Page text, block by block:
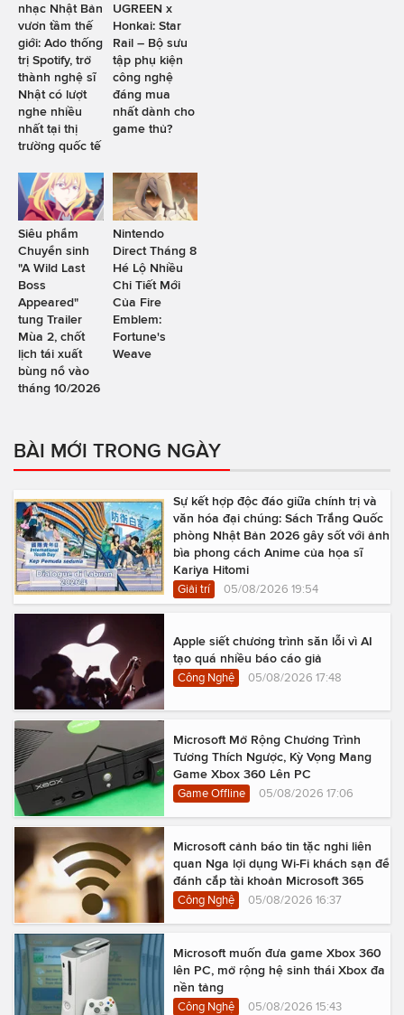
nhạc Nhật Bản
vươn tầm thế
giới: Ado thống
trị Spotify, trở
thành nghệ sĩ
Nhật có lượt
nghe nhiều
nhất tại thị
trường quốc tế
UGREEN x
Honkai: Star
Rail – Bộ sưu
tập phụ kiện
công nghệ
đáng mua
nhất dành cho
game thủ?
Siêu phẩm
Chuyển sinh
"A Wild Last
Boss
Appeared"
tung Trailer
Mùa 2, chốt
lịch tái xuất
bùng nổ vào
tháng 10/2026
Nintendo
Direct Tháng 8
Hé Lộ Nhiều
Chi Tiết Mới
Của Fire
Emblem:
Fortune's
Weave
BÀI MỚI TRONG NGÀY
Sự kết hợp độc đáo giữa chính trị và
văn hóa đại chúng: Sách Trắng Quốc
phòng Nhật Bản 2026 gây sốt với ảnh
bìa phong cách Anime của họa sĩ
Kariya Hitomi
Giải trí 05/08/2026 19:54
Apple siết chương trình săn lỗi vì AI
tạo quá nhiều báo cáo giả
Công Nghệ 05/08/2026 17:48
Microsoft Mở Rộng Chương Trình
Tương Thích Ngược, Kỳ Vọng Mang
Game Xbox 360 Lên PC
Game Offline 05/08/2026 17:06
Microsoft cảnh báo tin tặc nghi liên
quan Nga lợi dụng Wi-Fi khách sạn để
đánh cắp tài khoản Microsoft 365
Công Nghệ 05/08/2026 16:37
Microsoft muốn đưa game Xbox 360
lên PC, mở rộng hệ sinh thái Xbox đa
nền tảng
Công Nghệ 05/08/2026 15:43